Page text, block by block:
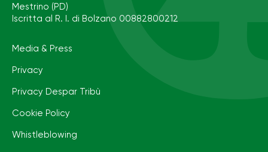
Mestrino (PD)
Iscritta al R. I. di Bolzano 00882800212
Media & Press
Privacy
Privacy Despar Tribù
Cookie Policy
Whistleblowing